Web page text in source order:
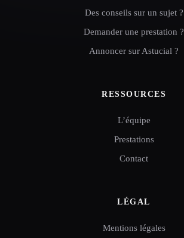
Des conseils sur un sujet ?
Demander une prestation ?
Annoncer sur Astucial ?
RESSOURCES
L’équipe
Prestations
Contact
LÉGAL
Mentions légales